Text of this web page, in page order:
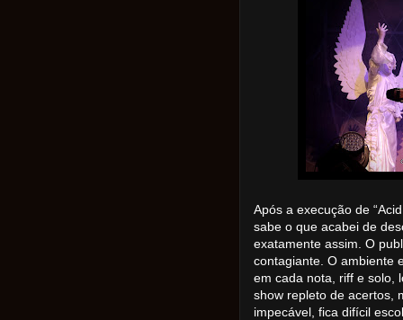
Após a execução de
sabe o que acabei de
exatamente assim. O
contagiante. O ambiente
em cada nota, riff e solo,
show repleto de acertos,
impecável, fica difícil